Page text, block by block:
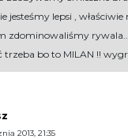
jesteśmy lepsi ,
zdominowaliśmy
trzeba bo to MILAN !!
2013, 21:35